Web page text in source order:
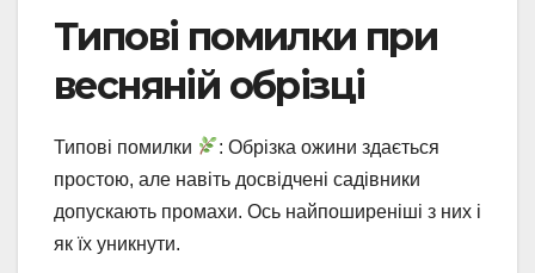
Типові помилки при
весняній обрізці
Типові помилки
: Обрізка ожини здається
простою, але навіть досвідчені садівники
допускають промахи. Ось найпоширеніші з них і
як їх уникнути.